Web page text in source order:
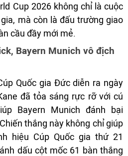
Cup 2026 không chỉ là cuộc
mà còn là đấu trường giao
cầu đầy mới mẻ.
Bayern Munich vô địch
Quốc gia Đức diễn ra ngày
đã tỏa sáng rực rỡ với cú
Bayern Munich đánh bại
thắng này không chỉ giúp
hiệu Cúp Quốc gia thứ 21
dấu cột mốc 61 bàn thắng